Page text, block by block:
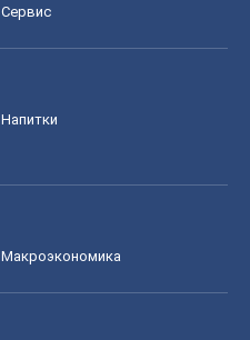
Сервис
Напитки
Mакроэкономика